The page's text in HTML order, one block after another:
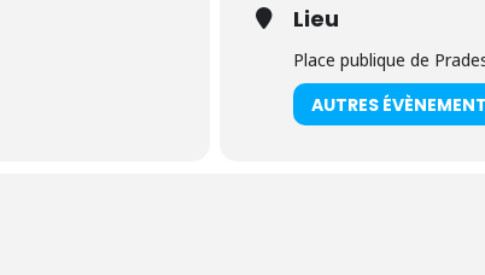
Lieu
Place publique de
AUTRES